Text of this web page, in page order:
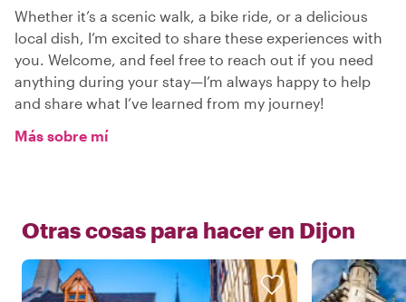
Whether it’s a scenic walk, a bike ride, or a delicious
local dish, I’m excited to share these experiences with
you. Welcome, and feel free to reach out if you need
anything during your stay—I’m always happy to help
and share what I’ve learned from my journey!
Más sobre mí
Otras cosas para hacer en Dijon